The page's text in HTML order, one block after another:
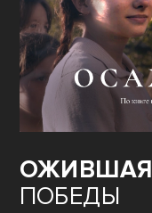
ОЖИВШАЯ
ПОБЕДЫ